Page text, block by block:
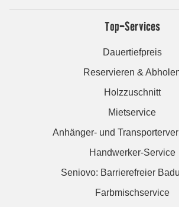
Top-Services
Dauertiefpreis
Reservieren &
Holzzuschnitt
Mietservice
Anhänger- und
Handwerker-Service
Seniovo: Barrierefreier
Farbmischservice